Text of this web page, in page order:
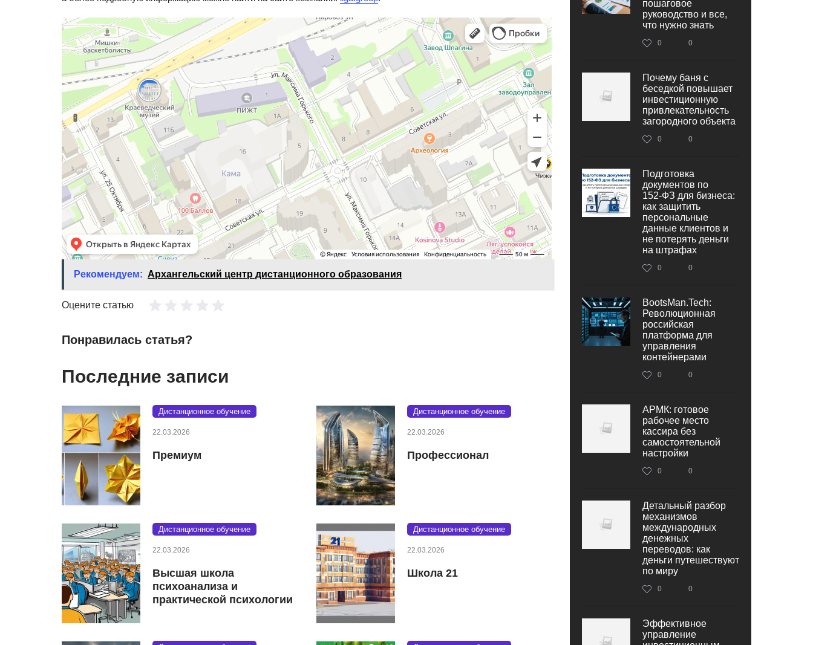
Рекомендуем: Архангельский центр дистанционного образования
Оцените статью
Понравилась статья?
Последние записи
Дистанционное обучение
22.03.2026
Премиум
Дистанционное обучение
22.03.2026
Профессионал
Дистанционное обучение
22.03.2026
Высшая школа
психоанализа и
практической психологии
Дистанционное обучение
22.03.2026
Школа 21
пошаговое
руководство и все,
что нужно знать
0 0
Почему баня с
беседкой повышает
инвестиционную
привлекательность
загородного объекта
0 0
Подготовка
документов по
152‑ФЗ для бизнеса:
как защитить
персональные
данные клиентов и
не потерять деньги
на штрафах
0 0
BootsMan.Tech:
Революционная
российская
платформа для
управления
контейнерами
0 0
АРМК: готовое
рабочее место
кассира без
самостоятельной
настройки
0 0
Детальный разбор
механизмов
международных
денежных
переводов: как
деньги путешествуют
по миру
0 0
Эффективное
управление